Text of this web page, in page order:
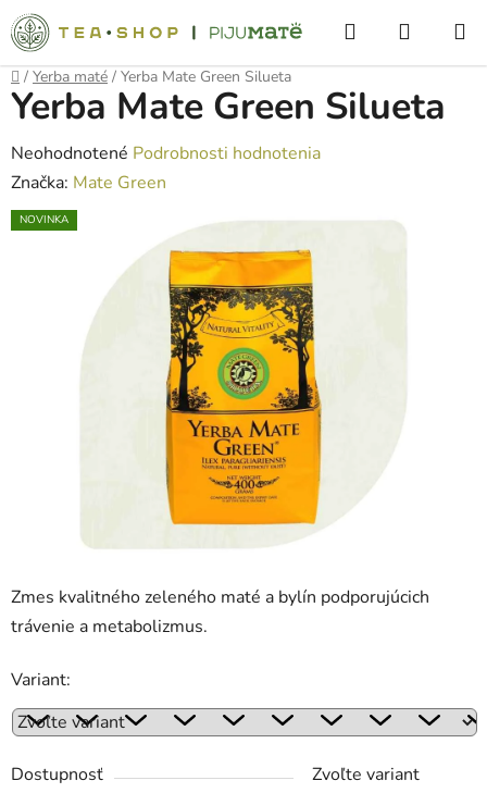
Prejsť
na
obsah
Hľadať
KOŠÍK
Domov
/ Yerba maté / Yerba Mate Green Silueta
Zmes kvalitného zeleného maté a bylín podporujúcich
trávenie a metabolizmus.
Variant:
Dostupnosť
Zvoľte variant
Yerba Mate Green Silueta
Priemerné
hodnotenie
produktu
hviezdičiek.
Neohodnotené Podrobnosti hodnotenia
Značka: Mate Green
NOVINKA